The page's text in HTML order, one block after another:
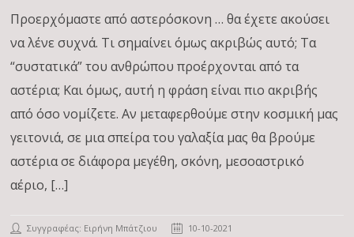
Προερχόμαστε από αστερόσκονη … θα έχετε ακούσει
να λένε συχνά. Τι σημαίνει όμως ακριβώς αυτό; Τα
“συστατικά” του ανθρώπου προέρχονται από τα
αστέρια; Και όμως, αυτή η φράση είναι πιο ακριβής
από όσο νομίζετε. Αν μεταφερθούμε στην κοσμική μας
γειτονιά, σε μια σπείρα του γαλαξία μας θα βρούμε
αστέρια σε διάφορα μεγέθη, σκόνη, μεσοαστρικό
αέριο, […]
Συγγραφέας: Ειρήνη Μπάτζιου
10-10-2021